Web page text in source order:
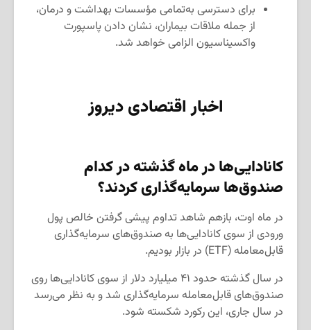
برای دسترسی به‌تمامی مؤسسات بهداشت و درمان،
از جمله ملاقات بیماران، نشان دادن پاسپورت
واکسیناسیون الزامی خواهد شد.
اخبار اقتصادی دیروز
کانادایی‌ها در ماه گذشته در کدام
صندوق‌ها سرمایه‌گذاری کردند؟
در ماه اوت، بازهم شاهد تداوم پیشی گرفتن خالص پول
ورودی از سوی کانادایی‌ها به صندوق‌های سرمایه‌گذاری
قابل‌معامله (ETF) در بازار بودیم.
در سال گذشته حدود ۴۱ میلیارد دلار از سوی کانادایی‌ها روی
صندوق‌های قابل‌معامله سرمایه‌گذاری شد و به نظر می‌رسد
در سال جاری، این رکورد شکسته شود.